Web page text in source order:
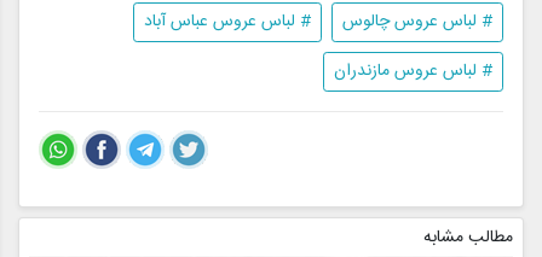
# لباس عروس چالوس
# لباس عروس عباس آباد
# لباس عروس مازندران
مطالب مشابه